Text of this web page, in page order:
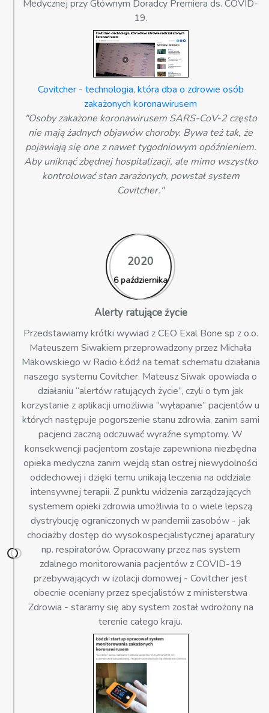
Medycznej przy Głównym Doradcy Premiera ds. COVID-
19.
Covitcher - technologia, która dba o zdrowie osób
zakażonych koronawirusem
"Osoby zakażone koronawirusem SARS-CoV-2 często
nie mają żadnych objawów choroby. Bywa też tak, że
pojawiają się one z nawet tygodniowym opóźnieniem.
Aby uniknąć zbędnej hospitalizacji, ale mimo wszystko
kontrolować stan zarażonych, powstał system
Covitcher."
2020
6 października
Alerty ratujące życie
Przedstawiamy krótki wywiad z CEO Exal Bone sp z o.o.
Mateuszem Siwakiem przeprowadzony przez Michała
Makowskiego w Radio Łódź na temat schematu działania
naszego systemu Covitcher. Mateusz Siwak opowiada o
działaniu “alertów ratujących życie”, czyli o tym jak
korzystanie z aplikacji umożliwia “wyłapanie” pacjentów u
których następuje pogorszenie stanu zdrowia, zanim sami
pacjenci zaczną odczuwać wyraźne symptomy. W
konsekwencji pacjentom zostaje zapewniona niezbędna
opieka medyczna zanim wejdą stan ostrej niewydolności
oddechowej i dzięki temu unikają leczenia na oddziale
intensywnej terapii. Z punktu widzenia zarządzających
systemem opieki zdrowia umożliwia to o wiele lepszą
dystrybucję ograniczonych w pandemii zasobów - jak
chociażby dostęp do wysokospecjalistycznej aparatury
np. respiratorów. Opracowany przez nas system
zdalnego monitorowania pacjentów z COVID-19
przebywających w izolacji domowej - Covitcher jest
obecnie oceniany przez specjalistów z ministerstwa
Zdrowia - staramy się aby system został wdrożony na
terenie całego kraju.